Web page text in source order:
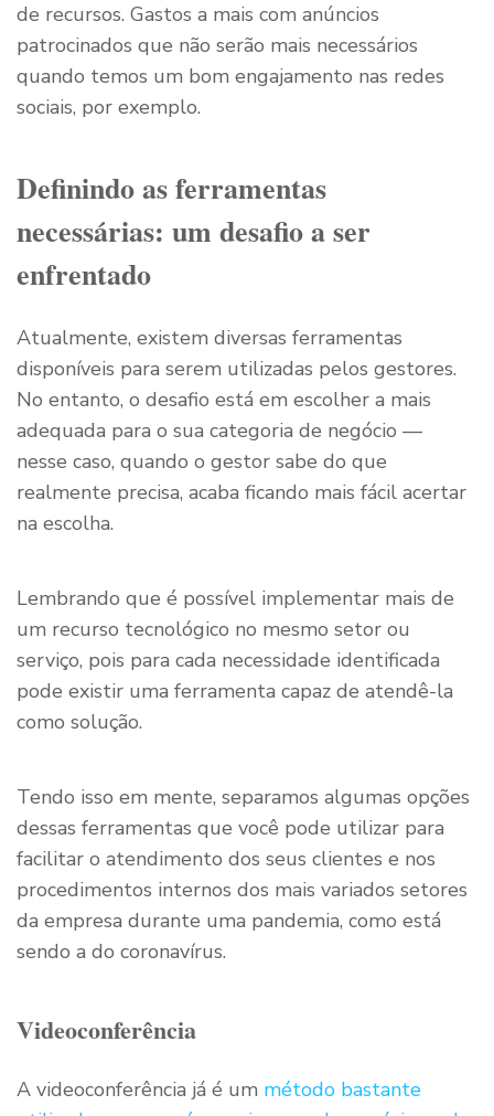
de recursos. Gastos a mais com anúncios
patrocinados que não serão mais necessários
quando temos um bom engajamento nas redes
sociais, por exemplo.
Definindo as ferramentas
necessárias: um desafio a ser
enfrentado
Atualmente, existem diversas ferramentas
disponíveis para serem utilizadas pelos gestores.
No entanto, o desafio está em escolher a mais
adequada para o sua categoria de negócio —
nesse caso, quando o gestor sabe do que
realmente precisa, acaba ficando mais fácil acertar
na escolha.
Lembrando que é possível implementar mais de
um recurso tecnológico no mesmo setor ou
serviço, pois para cada necessidade identificada
pode existir uma ferramenta capaz de atendê-la
como solução.
Tendo isso em mente, separamos algumas opções
dessas ferramentas que você pode utilizar para
facilitar o atendimento dos seus clientes e nos
procedimentos internos dos mais variados setores
da empresa durante uma pandemia, como está
sendo a do coronavírus.
Videoconferência
A videoconferência já é um método bastante